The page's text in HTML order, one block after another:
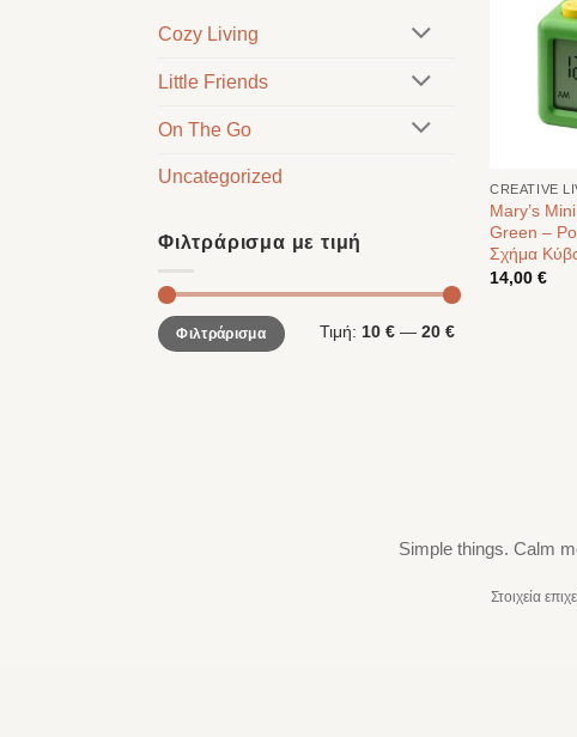
Cozy Living
Little Friends
On The Go
Uncategorized
Φιλτράρισμα με τιμή
Ελάχιστη
τιμή
Μέγιστη
τιμήΦιλτράρισμα Τιμή: 10 €— 20 €
CREATIVE
Mary’s
Green –
Σχήμα
14,00€
Simple things. Calm
Στοιχεία